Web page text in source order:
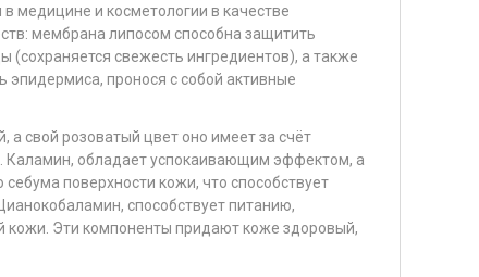
медицине и косметологии в качестве
мембрана липосом способна защитить
свежесть ингредиентов), а также
эпидермиса, пронося с собой активные
а свой розоватый цвет оно имеет за счёт
Каламин, обладает успокаивающим эффектом, а
поверхности кожи, что способствует
способствует питанию,
Эти компоненты придают коже здоровый,